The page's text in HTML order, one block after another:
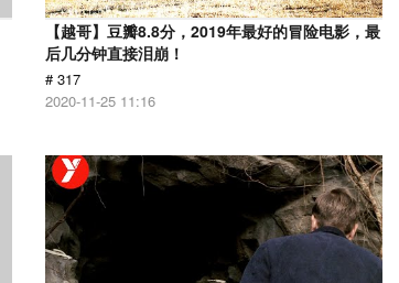
【越哥】豆瓣8.8分，2019年最好的冒险电影，最
后几分钟直接泪崩！
# 317
2020-11-25 11:16